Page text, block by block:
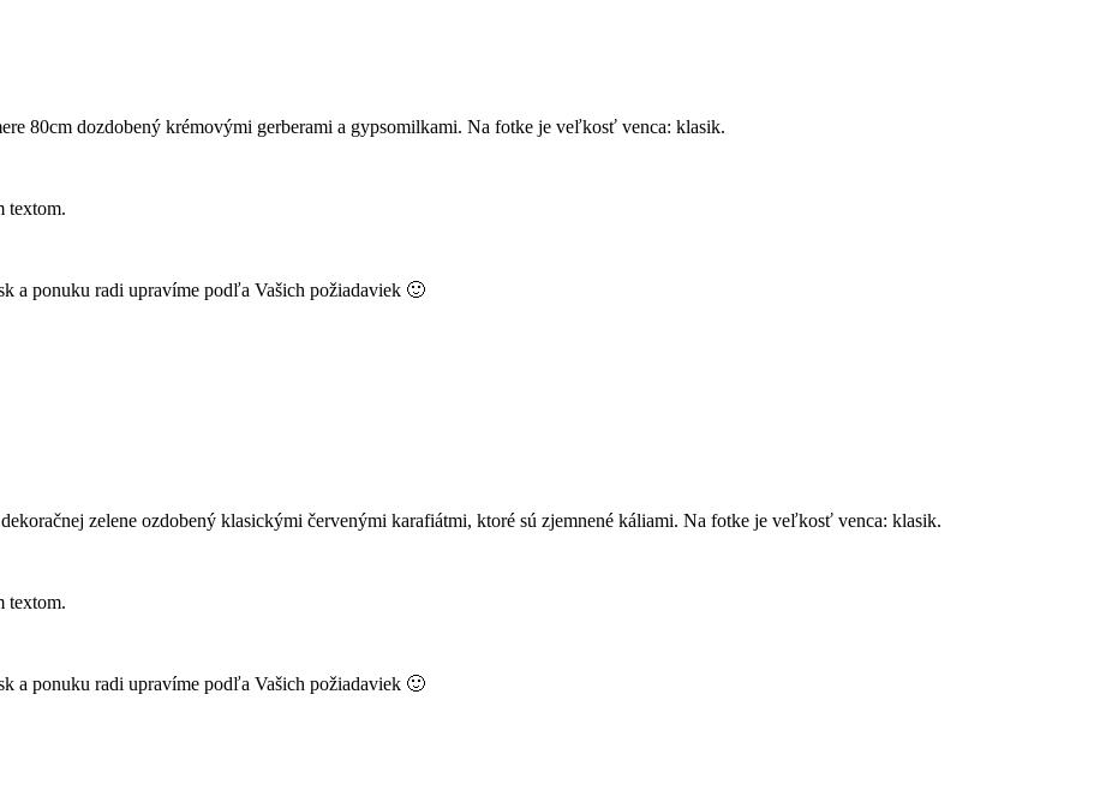
80cm dozdobený krémovými gerberami a gypsomilkami. Na fotke je veľkosť venca: klasik.
textom.
a ponuku radi upravíme podľa Vašich požiadaviek 🙂
zelene ozdobený klasickými červenými karafiátmi, ktoré sú zjemnené káliami. Na fotke je veľkosť venca: klasik.
textom.
a ponuku radi upravíme podľa Vašich požiadaviek 🙂